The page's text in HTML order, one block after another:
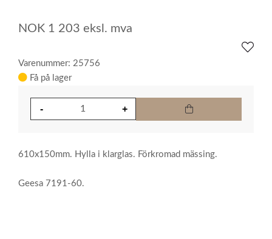
NOK 1 203 eksl. mva
Varenummer: 25756
Få på lager
610x150mm. Hylla i klarglas. Förkromad mässing.
Geesa 7191-60.